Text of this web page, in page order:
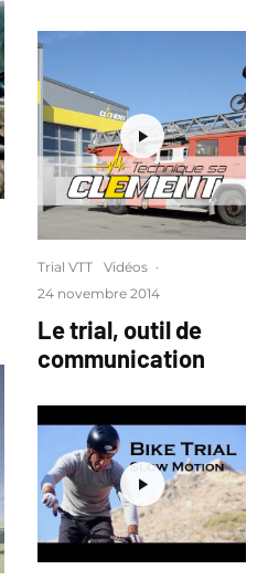
Trial VTT Vidéos ·
24 novembre 2014
Le trial, outil de
communication